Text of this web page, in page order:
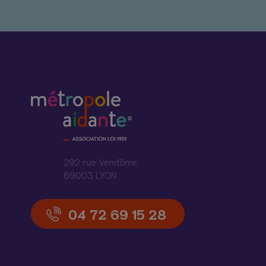
292 rue Vendôme
69003 LYON
04 72 69 15 28